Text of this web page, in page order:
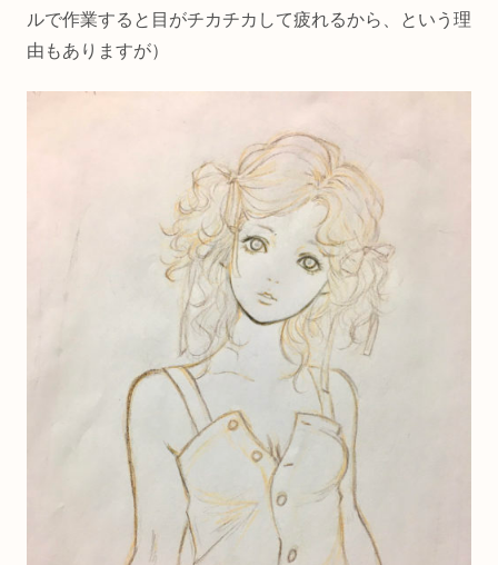
ルで作業すると目がチカチカして疲れるから、という理
由もありますが）